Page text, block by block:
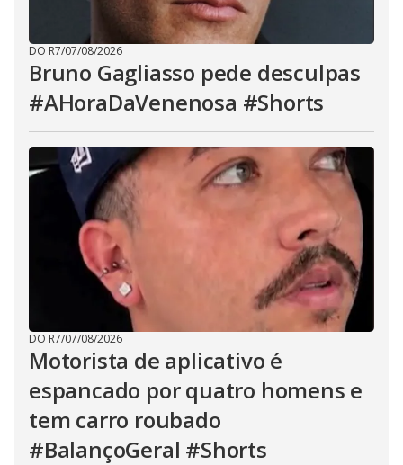
DO R7/07/08/2026
Bruno Gagliasso pede desculpas
#AHoraDaVenenosa #Shorts
DO R7/07/08/2026
Motorista de aplicativo é
espancado por quatro homens e
tem carro roubado
#BalançoGeral #Shorts